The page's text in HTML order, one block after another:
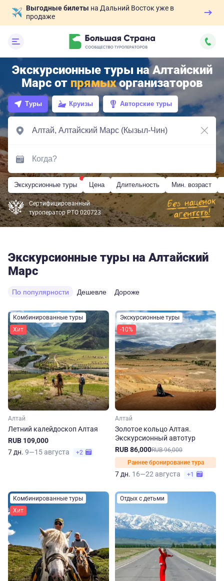
Выгодные билеты на Дальний Восток уже в
продаже
Экскурсионные туры на Алтайский
Марс от прямыхорганизаторов
Туры Круизы Авторские туры
Экскурсионные туры Цена Длительность Мин. возраст
Сертифицированный
туроператор РТО 020723
Экскурсионные туры на Алтайский
Марс
По популярности Дешевле Дороже
Комбинированные туры
Хит
Алтай
Летний калейдоскоп Алтая
RUB 109,000
7 дн. 9—15 августа +2
Экскурсионные туры
-10%
Алтай
Золотое кольцо Алтая.
Экскурсионный автотур
RUB 86,000RUB 96,000
Раннее бронирование тура
7 дн. 16—22 августа +1
Комбинированные туры
Хит
Отдых с детьми